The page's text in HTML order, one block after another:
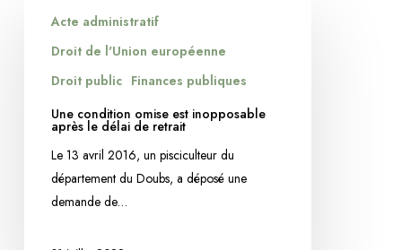
condition
omise
Acte administratif
Droit de l'Union européenne
Droit public Finances publiques
Une condition omise est inopposable
après le délai de retrait
Le 13 avril 2016, un pisciculteur du
département du Doubs, a déposé une
demande de…